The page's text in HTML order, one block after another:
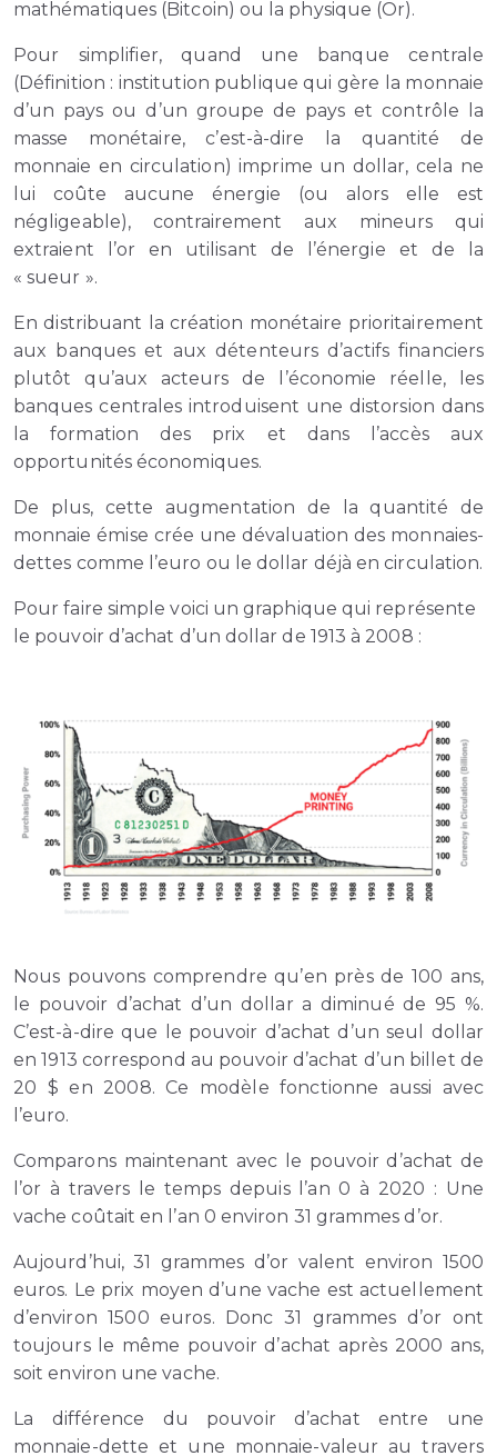
mathématiques (Bitcoin) ou la physique (Or).
Pour simplifier, quand une banque centrale
(Définition : institution publique qui gère la monnaie
d’un pays ou d’un groupe de pays et contrôle la
masse monétaire, c’est-à-dire la quantité de
monnaie en circulation) imprime un dollar, cela ne
lui coûte aucune énergie (ou alors elle est
négligeable), contrairement aux mineurs qui
extraient l’or en utilisant de l’énergie et de la
« sueur ».
En distribuant la création monétaire prioritairement
aux banques et aux détenteurs d’actifs financiers
plutôt qu’aux acteurs de l’économie réelle, les
banques centrales introduisent une distorsion dans
la formation des prix et dans l’accès aux
opportunités économiques.
De plus, cette augmentation de la quantité de
monnaie émise crée une dévaluation des monnaies-
dettes comme l’euro ou le dollar déjà en circulation.
Pour faire simple voici un graphique qui représente
le pouvoir d’achat d’un dollar de 1913 à 2008 :
Nous pouvons comprendre qu’en près de 100 ans,
le pouvoir d’achat d’un dollar a diminué de 95 %.
C’est-à-dire que le pouvoir d’achat d’un seul dollar
en 1913 correspond au pouvoir d’achat d’un billet de
20 $ en 2008. Ce modèle fonctionne aussi avec
l’euro.
Comparons maintenant avec le pouvoir d’achat de
l’or à travers le temps depuis l’an 0 à 2020 : Une
vache coûtait en l’an 0 environ 31 grammes d’or.
Aujourd’hui, 31 grammes d’or valent environ 1500
euros. Le prix moyen d’une vache est actuellement
d’environ 1500 euros. Donc 31 grammes d’or ont
toujours le même pouvoir d’achat après 2000 ans,
soit environ une vache.
La différence du pouvoir d’achat entre une
monnaie-dette et une monnaie-valeur au travers